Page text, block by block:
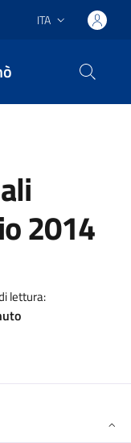
Lingua attiva:
ITA
2014
lettura: